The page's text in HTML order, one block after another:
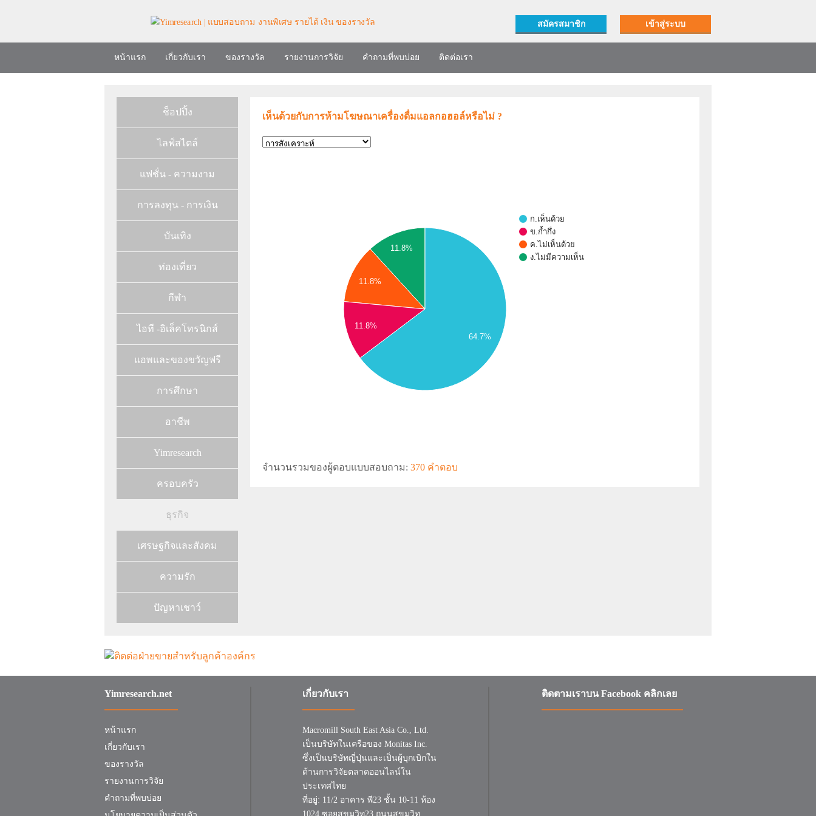
สมัครสมาชิก เข้าสู่ระบบ
หน้าแรก เกี่ยวกับเรา ของรางวัล รายงานการวิจัย คำถามที่พบบ่อย ติดต่อเรา
ช็อปปิ้ง
ไลฟ์สไตล์
แฟชั่น - ความงาม
การลงทุน - การเงิน
บันเทิง
ท่องเที่ยว
กีฬา
ไอที -อิเล็คโทรนิกส์
แอพและของขวัญฟรี
การศึกษา
อาชีพ
Yimresearch
ครอบครัว
ธุรกิจ
เศรษฐกิจและสังคม
ความรัก
ปัญหาเชาว์
เห็นด้วยกับการห้ามโฆษณาเครื่องดื่มแอลกอฮอล์หรือไม่ ?
ก.เห็นด้วย
ข.ก้ำกึ่ง
ค.ไม่เห็นด้วย
ง.ไม่มีความเห็น
11.8%
11.8%
11.8%
64.7%
จำนวนรวมของผู้ตอบแบบสอบถาม: 370 คำตอบ
Yimresearch.net
หน้าแรก
เกี่ยวกับเรา
ของรางวัล
รายงานการวิจัย
คำถามที่พบบ่อย
เกี่ยวกับเรา
Macromill South East Asia Co., Ltd.
เป็นบริษัทในเครือของ Monitas Inc.
ซึ่งเป็นบริษัทญี่ปุ่นและเป็นผู้บุกเบิกใน
ด้านการวิจัยตลาดออนไลน์ใน
ประเทศไทย
ที่อยู่: 11/2 อาคาร พี23 ชั้น 10-11 ห้อง
1024 ซอยสุขุมวิท23 ถนนสุขุมวิท
ติดตามเราบน Facebook คลิกเลย